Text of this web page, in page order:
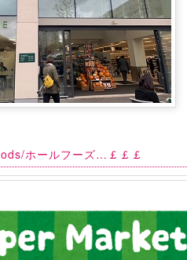
ホールフーズ…￡￡￡